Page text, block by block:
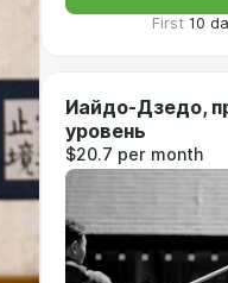
First 10
Иайдо-Дзедо,
уровень
$20.7 per month